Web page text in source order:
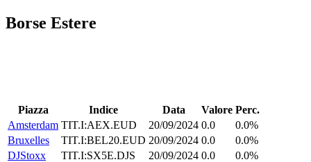
Borse Estere
Piazza Indice Data Valore Perc.
Amsterdam TIT.I:AEX.EUD 20/09/2024 0.0
0.0%
Bruxelles
TIT.I:BEL20.EUD 20/09/2024 0.0
0.0%
DJStoxx
TIT.I:SX5E.DJS 20/09/2024 0.0
0.0%